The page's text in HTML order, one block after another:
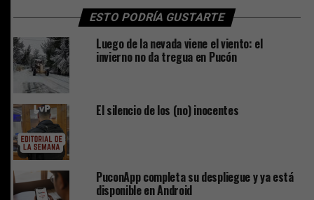
ESTO PODRÍA GUSTARTE
Luego de la nevada viene el viento: el
invierno no da tregua en Pucón
El silencio de los (no) inocentes
PuconApp completa su despliegue y ya está
disponible en Android